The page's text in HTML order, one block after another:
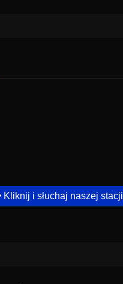
Kliknij i słuchaj naszej stacji